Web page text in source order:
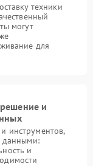
техники
могут
для
и
инструментов,
данными:
и